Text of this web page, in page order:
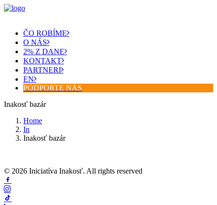
ČO ROBÍME
O NÁS
2% Z DANE
KONTAKT
PARTNERI
EN
PODPORTE NÁS
Inakosť bazár
Home
In
Inakosť bazár
© 2026 Iniciatíva Inakosť. All rights reserved